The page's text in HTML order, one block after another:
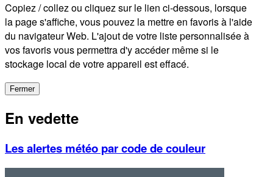
Copiez / collez ou cliquez sur le lien ci-dessous, lorsque
la page s'affiche, vous pouvez la mettre en favoris à l'aide
du navigateur Web. L'ajout de votre liste personnalisée à
vos favoris vous permettra d'y accéder même si le
stockage local de votre appareil est effacé.
Fermer
En vedette
Les alertes météo par code de couleur